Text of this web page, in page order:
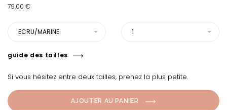
79,00 €
ECRU/MARINE 1
guide des tailles
Si vous hésitez entre deux tailles, prenez la plus petite.
AJOUTER AU PANIER